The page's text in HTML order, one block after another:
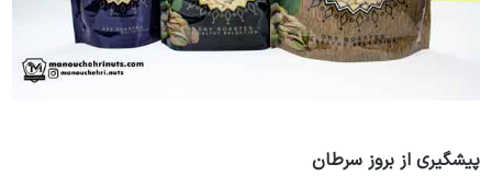
پیشگیری از بروز سرطان